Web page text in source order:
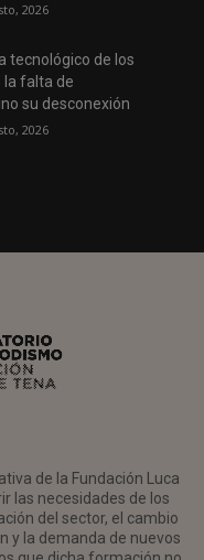
2026
tecnológico de los
la falta de
su desconexión
2026
de la Fundación Luca
las necesidades de los
del sector, el cambio
y la demanda de nuevos